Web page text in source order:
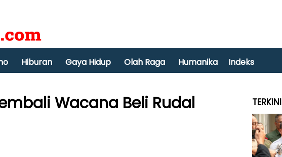
Hiburan Gaya Hidup Olah Raga Humanika Indeks
Wacana Beli Rudal
TERKINI